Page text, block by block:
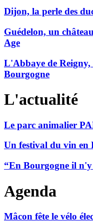
Dijon, la perle des
Guédelon, un
Age
L'Abbaye de Reigny,
Bourgogne
L'actualité
Le parc animalier
Un festival du vin en
“En Bourgogne il n'y
Agenda
Mâcon fête le vélo